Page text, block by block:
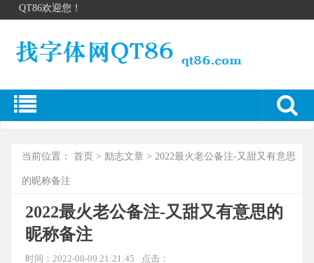
QT86欢迎您！
当前位置： 首页 > 励志文章 > 2022最火老公备注-又甜又有意思
的昵称备注
2022最火老公备注-又甜又有意思的
昵称备注
时间：2022-08-09 21:21:45 点击：